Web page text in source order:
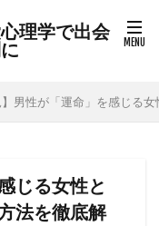
理学で出会
】男性が「運命」を感じる
じる女性と
法を徹底解